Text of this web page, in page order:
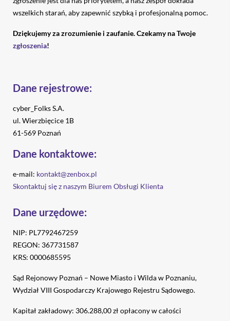
wszelkich starań, aby zapewnić szybką i profesjonalną pomoc.
Dziękujemy za zrozumienie i zaufanie. Czekamy na Twoje
zgłoszenia!
Dane rejestrowe:
cyber_Folks S.A.
ul. Wierzbięcice 1B
61-569 Poznań
Dane kontaktowe:
e-mail: kontakt@zenbox.pl
Skontaktuj się z naszym Biurem Obsługi Klienta
Dane urzędowe:
NIP: PL7792467259
REGON: 367731587
KRS: 0000685595
Sąd Rejonowy Poznań – Nowe Miasto i Wilda w Poznaniu,
Wydział VIII Gospodarczy Krajowego Rejestru Sądowego.
Kapitał zakładowy: 306.288,00 zł opłacony w całości